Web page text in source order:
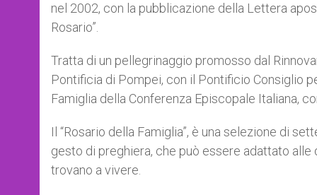
nel 2002, con la pubblicazione della Lettera
Rosario”.
Tratta di un pellegrinaggio promosso dal
Pontificia di Pompei, con il Pontificio Consiglio
Famiglia della Conferenza Episcopale Italiana,
Il “Rosario della Famiglia”, è una selezione di
gesto di preghiera, che può essere adattato
trovano a vivere.